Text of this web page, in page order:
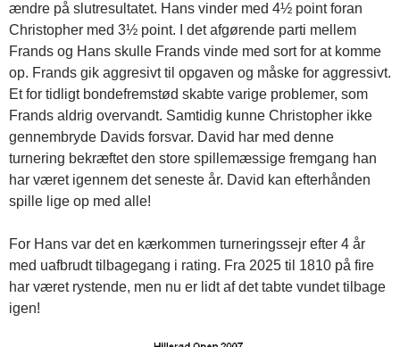
ændre på slutresultatet. Hans vinder med 4½ point foran
Christopher med 3½ point. I det afgørende parti mellem
Frands og Hans skulle Frands vinde med sort for at komme
op. Frands gik aggresivt til opgaven og måske for aggressivt.
Et for tidligt bondefremstød skabte varige problemer, som
Frands aldrig overvandt. Samtidig kunne Christopher ikke
gennembryde Davids forsvar. David har med denne
turnering bekræftet den store spillemæssige fremgang han
har været igennem det seneste år. David kan efterhånden
spille lige op med alle!
For Hans var det en kærkommen turneringssejr efter 4 år
med uafbrudt tilbagegang i rating. Fra 2025 til 1810 på fire
har været rystende, men nu er lidt af det tabte vundet tilbage
igen!